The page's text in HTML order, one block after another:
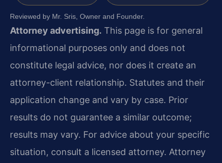
Reviewed by Mr. Sris, Owner and Founder.
Attorney advertising. This page is for general
informational purposes only and does not
constitute legal advice, nor does it create an
attorney-client relationship. Statutes and their
application change and vary by case. Prior
results do not guarantee a similar outcome;
results may vary. For advice about your specific
situation, consult a licensed attorney. Attorney